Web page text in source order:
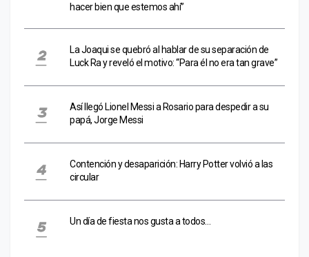
hacer bien que estemos ahí”
La Joaqui se quebró al hablar de su separación de
Luck Ra y reveló el motivo: “Para él no era tan grave”
Así llegó Lionel Messi a Rosario para despedir a su
papá, Jorge Messi
Contención y desaparición: Harry Potter volvió a las
circular
Un día de fiesta nos gusta a todos…